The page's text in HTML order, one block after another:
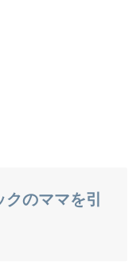
のママを引